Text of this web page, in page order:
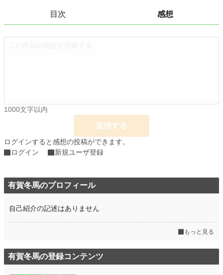
更新日時 2026.04.16 19:10
月間ポイント 392 pt (39,023 位)
14,406 pt (24,979 位)
累計ポイント 14,455 pt (82,607 位)
目次 感想
1000文字以内
送信する
ログインすると感想の投稿ができます。
ログイン
新規ユーザ登録
有賀冬馬のプロフィール
自己紹介の記述はありません
もっと見る
有賀冬馬の登録コンテンツ